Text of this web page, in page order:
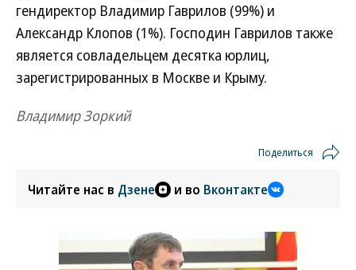
гендиректор Владимир Гаврилов (99%) и
Александр Клопов (1%). Господин Гаврилов также
является совладельцем десятка юрлиц,
зарегистрированных в Москве и Крыму.
Владимир Зоркий
Поделиться
Читайте нас в Дзене и во Вконтакте